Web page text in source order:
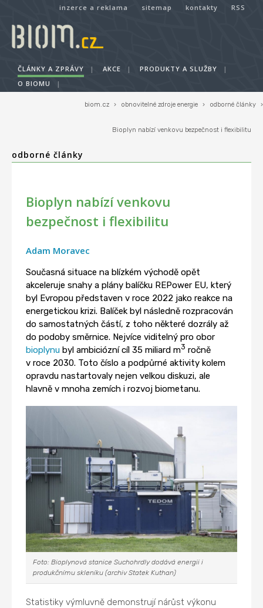
inzerce a reklama sitemap kontakty RSS
ČLÁNKY A ZPRÁVY | AKCE | PRODUKTY A SLUŽBY
|
O BIOMU
|
biom.cz › obnovitelné zdroje energie › odborné články ›
Bioplyn nabízí venkovu bezpečnost i flexibilitu
odborné články
Bioplyn nabízí venkovu
bezpečnost i flexibilitu
Adam Moravec
Současná situace na blízkém východě opět
akceleruje snahy a plány balíčku REPower EU, který
byl Evropou představen v roce 2022 jako reakce na
energetickou krizi. Balíček byl následně rozpracován
do samostatných částí, z toho některé dozrály až
do podoby směrnice. Nejvíce viditelný pro obor
bioplynu byl ambiciózní cíl 35 miliard m3 ročně
v roce 2030. Toto číslo a podpůrné aktivity kolem
opravdu nastartovaly nejen velkou diskuzi, ale
hlavně v mnoha zemích i rozvoj biometanu.
Foto: Bioplynová stanice Suchohrdly dodává energii i
produkčnímu skleníku (archiv Statek Kuthan)
Statistiky výmluvně demonstrují nárůst výkonu